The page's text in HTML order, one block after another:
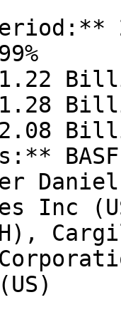
BASF
Inc